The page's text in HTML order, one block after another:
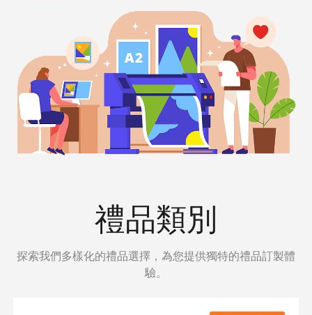
禮品類別
探索我們多樣化的禮品選擇，為您提供獨特的禮品訂製體
驗。